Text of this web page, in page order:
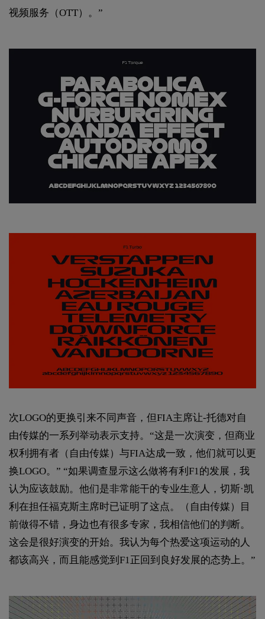
视频服务（OTT）。”
次LOGO的更换引来不同声音，但FIA主席让-托德对自
由传媒的一系列举动表示支持。“这是一次演变，但商业
权利拥有者（自由传媒）与FIA达成一致，他们就可以更
换LOGO。” “如果调查显示这么做将有利F1的发展，我
认为应该鼓励。他们是非常能干的专业生意人，切斯·凯
利在担任福克斯主席时已证明了这点。（自由传媒）目
前做得不错，身边也有很多专家，我相信他们的判断。
这会是很好演变的开始。我认为每个热爱这项运动的人
都该高兴，而且能感觉到F1正回到良好发展的态势上。”